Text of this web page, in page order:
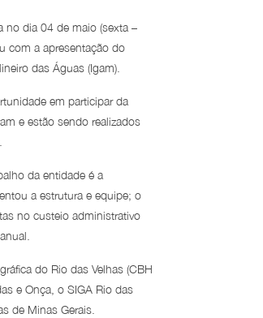
no dia 04 de maio (sexta –
com a apresentação do
das Águas (Igam).
em participar da
e estão sendo realizados
da entidade é a
a estrutura e equipe; o
no custeio administrativo
do Rio das Velhas (CBH
e Onça, o SIGA Rio das
de Minas Gerais.